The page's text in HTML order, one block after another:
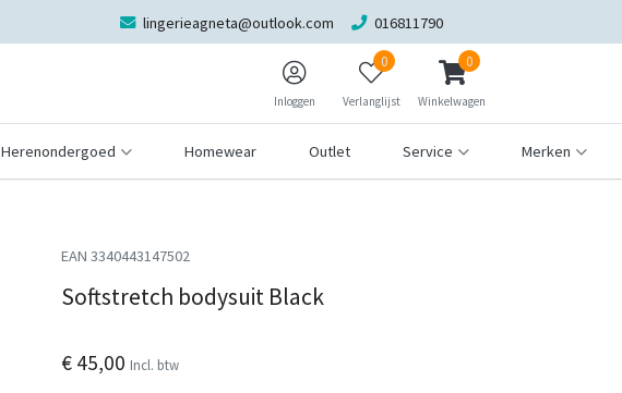
lingerieagneta@outlook.com 016811790
Inloggen
0
Verlanglijst
0
Winkelwagen
Herenondergoed Homewear Outlet Service Merken
EAN 3340443147502
Softstretch bodysuit Black
€ 45,00 Incl. btw